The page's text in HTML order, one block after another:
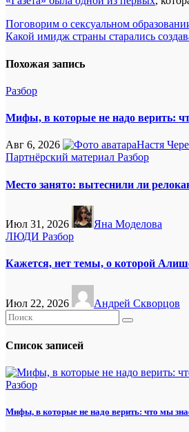
Навигация
по
записям
Поговорим о сексуальном
Какой имидж страны старались
Похожая запись
Разбор
Мифы, в которые не надо верить:
Авг 6, 2026
Настя
Партнёрский материал Разбор
Место занято: вытеснили ли
Июл 31, 2026
Яна Моделова
ЛЮДИ Разбор
Кажется, нет темы, о которой
Июл 22, 2026 Андрей Скворцов
Список записей
Разбор
Мифы, в которые не надо верить: что мы